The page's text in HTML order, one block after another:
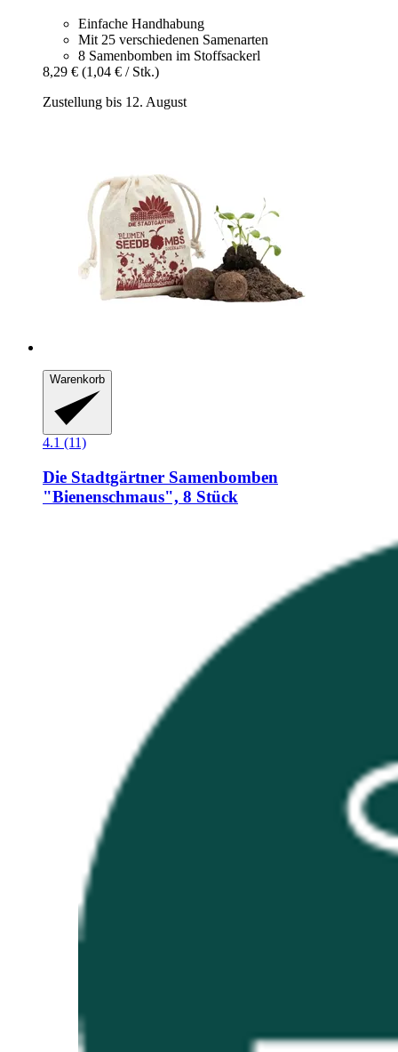
Einfache Handhabung
Mit 25 verschiedenen Samenarten
8 Samenbomben im Stoffsackerl
8,29 € (1,04 € / Stk.)
Zustellung bis 12. August
Warenkorb
4.1 (11)
Die Stadtgärtner Samenbomben
"Bienenschmaus", 8 Stück